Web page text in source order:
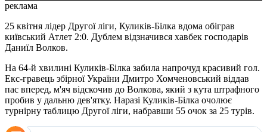
реклама
25 квітня лідер Другої ліги, Куликів-Білка вдома обіграв
київський Атлет 2:0. Дублем відзначився хавбек господарів
Даниїл Волков.
На 64-й хвилині Куликів-Білка забила напрочуд красивий гол.
Екс-гравець збірної України Дмитро Хомченовський віддав
пас вперед, м'яч відскочив до Волкова, який з кута штрафного
пробив у дальню дев'ятку. Наразі Куликів-Білка очолює
турнірну таблицю Другої ліги, набравши 55 очок за 25 турів.